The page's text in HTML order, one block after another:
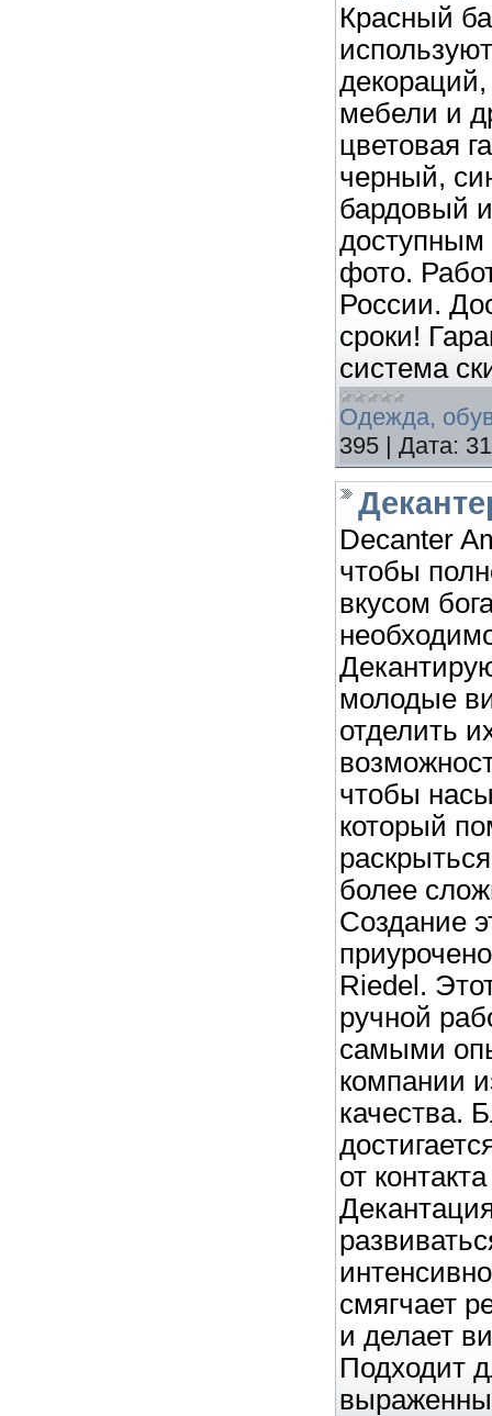
Красный
мебели и
цветовая
черный,
бардовый
доступным
фото.
России.
сроки!
система
Одежда,
395 | Дата:
Decanter
чтобы
вкусом
молодые
отделить
чтобы
который
более
Создание
Riedel.
ручной
самыми
компании
качества.
от
смягчает
и делает
Подходит